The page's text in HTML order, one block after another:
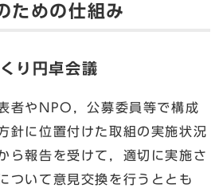
ための仕組み
り円卓会議
者やNPO，公募委員等で構成
針に位置付けた取組の実施状況
ら報告を受けて，適切に実施さ
ついて意見交換を行うととも